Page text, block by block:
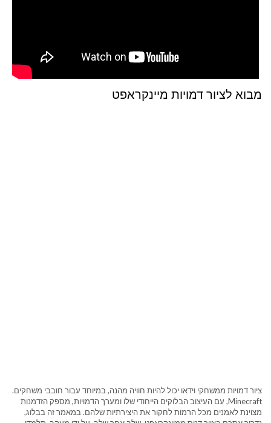
מבוא לציור דמויות מיינקראפט
ציור דמויות ממשחקי וידאו יכול להיות חוויה מהנה, במיוחד עבור חובבי משחקים.
Minecraft, עם העיצוב הבלוקים הייחודי שלו ומערך הדמויות, מספק הזדמנות
מצוינת לאמנים מכל הרמות לחקור את היצירתיות שלהם. במאמר זה בבלוג,